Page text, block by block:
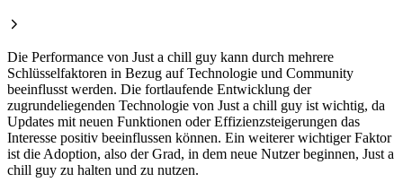
Die Performance von Just a chill guy kann durch mehrere
Schlüsselfaktoren in Bezug auf Technologie und Community
beeinflusst werden. Die fortlaufende Entwicklung der
zugrundeliegenden Technologie von Just a chill guy ist wichtig, da
Updates mit neuen Funktionen oder Effizienzsteigerungen das
Interesse positiv beeinflussen können. Ein weiterer wichtiger Faktor
ist die Adoption, also der Grad, in dem neue Nutzer beginnen, Just a
chill guy zu halten und zu nutzen.